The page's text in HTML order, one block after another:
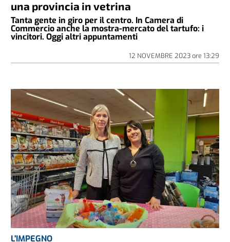
una provincia in vetrina
Tanta gente in giro per il centro. In Camera di
Commercio anche la mostra-mercato del tartufo: i
vincitori. Oggi altri appuntamenti
12 NOVEMBRE 2023ore 13:29
L'IMPEGNO